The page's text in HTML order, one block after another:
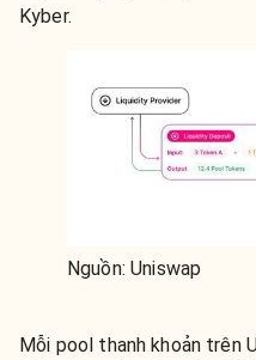
Kyber.
Nguồn: Uniswap
Mỗi pool thanh khoản trên